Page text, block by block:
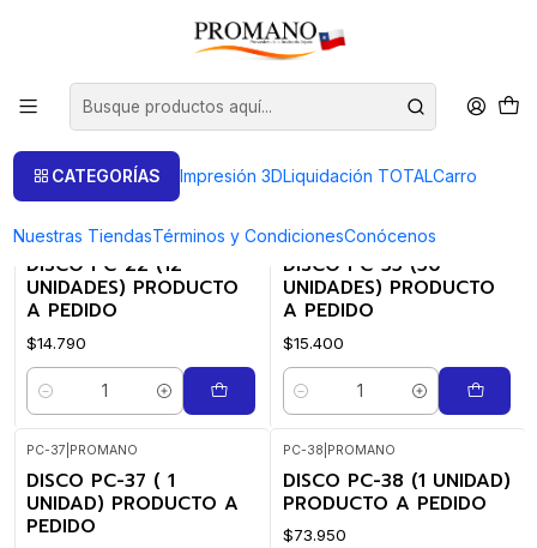
CATEGORÍAS Impresión 3DLiquidación TOTALCarro
Nuestras TiendasTérminos y CondicionesConócenos
Semielaborados Plata
Piezas Cortadas
FILTROS
PC-22|PROMANO
DISCO PC-22 (12
UNIDADES) PRODUCTO
A PEDIDO
$14.790
Cantidad
PC-35|PROMANO
DISCO PC-35 (50
UNIDADES) PRODUCTO
A PEDIDO
$15.400
Cantidad
PC-37 PROMANO
DISCO PC-37 ( 1
UNIDAD) PRODUCTO A
PEDIDO
PC-38 PROMANO
DISCO PC-38 (1 UNIDAD)
PRODUCTO A PEDIDO
$73.950